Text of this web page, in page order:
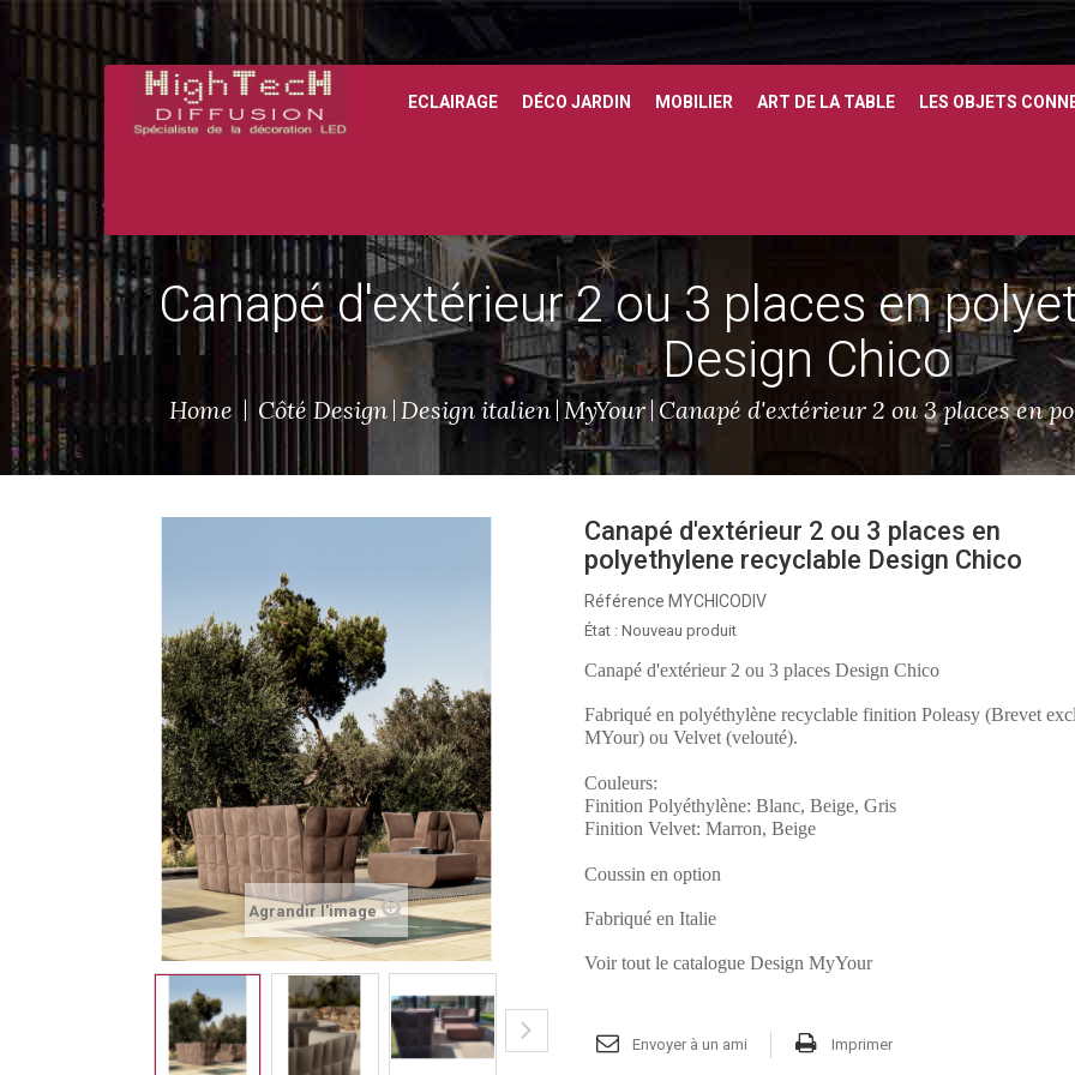
ECLAIRAGE DÉCO JARDIN MOBILIER ART DE LA TABLE LES OBJETS
Le créateur du Poléasy, le polyéthylène facile à entretenir.
Canapé d'extérieur 2 ou 3 places en
Design Chico
Home Côté Design Design italien MyYour Canapé d'extérieur 2 ou 3 places en
Agrandir l'image
Canapé d'extérieur 2 ou 3 places en
polyethylene recyclable Design Chico
Référence MYCHICODIV
État : Nouveau produit
Canapé d'extérieur 2 ou 3 places Design Chico
Fabriqué en polyéthylène recyclable finition Poleasy (Brevet
MYour) ou Velvet (velouté).
Couleurs:
Finition Polyéthylène: Blanc, Beige, Gris
Finition Velvet: Marron, Beige
Coussin en option
Fabriqué en Italie
Voir tout le catalogue Design MyYour
Envoyer à un ami Imprimer